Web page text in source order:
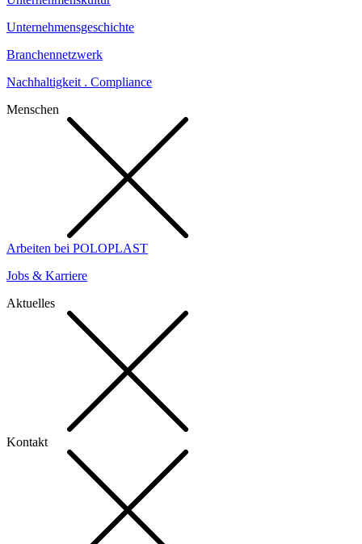
Unternehmensgeschichte
Branchennetzwerk
Nachhaltigkeit . Compliance
Menschen
Arbeiten bei POLOPLAST
Jobs & Karriere
Aktuelles
Kontakt